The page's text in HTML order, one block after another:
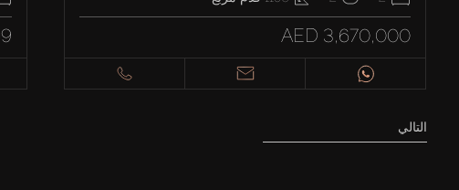
AED 3,670,000
التالي